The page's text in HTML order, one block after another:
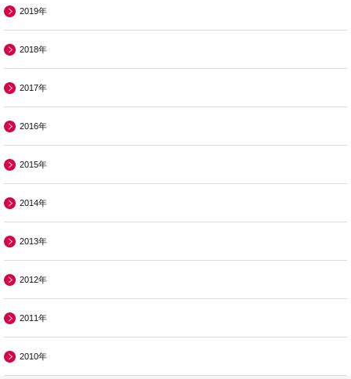
2019年
2018年
2017年
2016年
2015年
2014年
2013年
2012年
2011年
2010年